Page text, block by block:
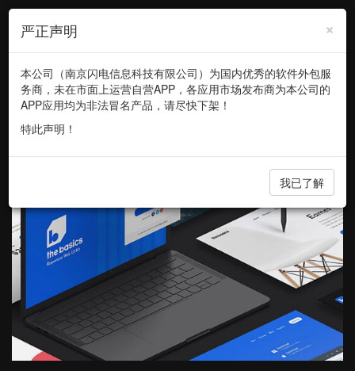
专注于互联网产品创新，提供高品质的产品设计、定制开发服务
×
严正声明
本公司（南京闪电信息科技有限公司）为国内优秀的软件外包服
务商，未在市面上运营自营APP，各应用市场发布商为本公司的
APP应用均为非法冒名产品，请尽快下架！
特此声明！
我已了解